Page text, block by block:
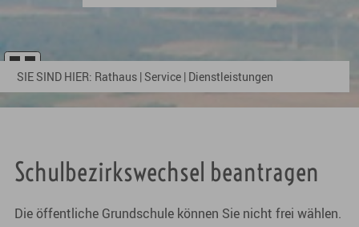
SIE SIND HIER: Rathaus | Service | Dienstleistungen
Schulbezirkswechsel beantragen
Die öffentliche Grundschule können Sie nicht frei wählen.